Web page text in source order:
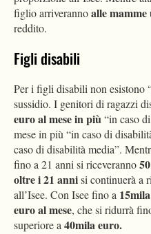
figlio arriverannoalle mamme
reddito.
Figli disabili
Per i figli disabili non esistono
sussidio. I genitori di ragazzi
euro al mese in più“in caso
mese in più “in caso di
caso di disabilità media”.
fino a 21 anni si riceveranno
oltre i 21 annisi continuerà a
all’Isee. Con Isee fino a
euro al mese, che si ridurrà
superiore a40mila euro.